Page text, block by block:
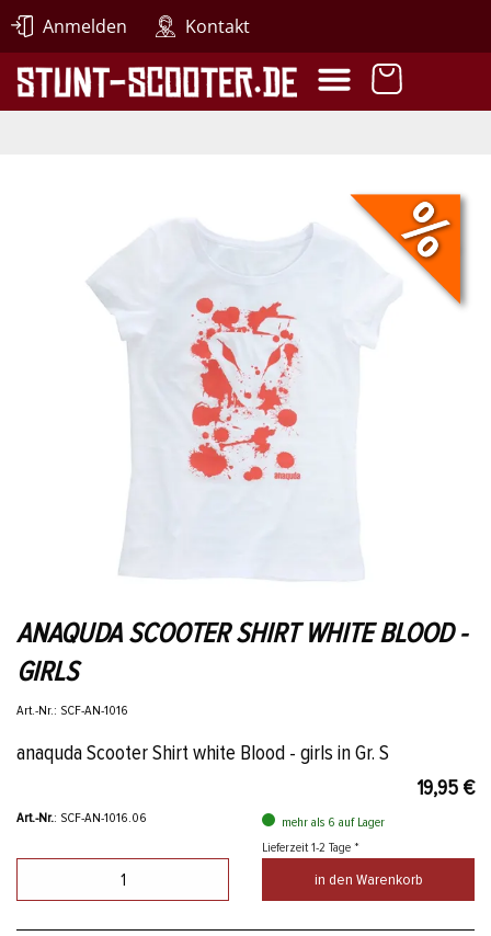
Anmelden Kontakt
ANAQUDA SCOOTER SHIRT WHITE BLOOD -
GIRLS
Art.-Nr.: SCF-AN-1016
anaquda Scooter Shirt white Blood - girls in Gr. S
19,95 €
Art.-Nr.: SCF-AN-1016.06
mehr als 6 auf Lager
Lieferzeit 1-2 Tage *
in den Warenkorb